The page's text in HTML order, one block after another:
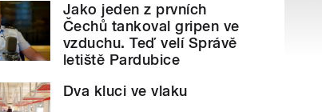
Jako jeden z prvních
Čechů tankoval gripen ve
vzduchu. Teď velí Správě
letiště Pardubice
Dva kluci ve vlaku